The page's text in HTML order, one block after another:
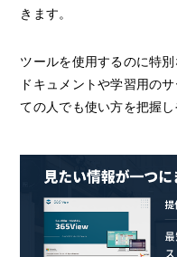
きます。
ツールを使用するのに特
ドキュメントや学習用の
ての人でも使い方を把握し